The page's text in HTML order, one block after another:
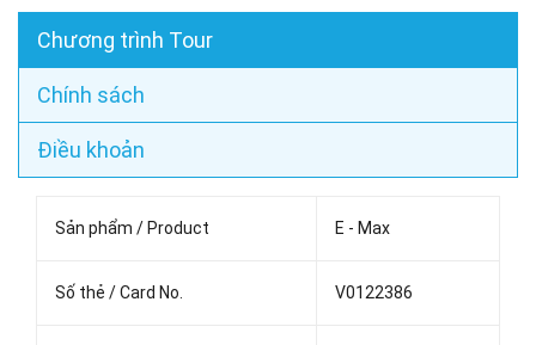
Chương trình Tour
Chính sách
Điều khoản
Sản phẩm / Product E - Max
Số thẻ / Card No. V0122386